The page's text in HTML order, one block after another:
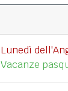
Lunedì
Vacanze